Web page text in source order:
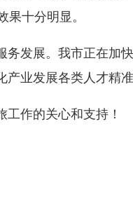
果十分明显。
展。我市正在加快
产业发展各类人才精
作的关心和支持！